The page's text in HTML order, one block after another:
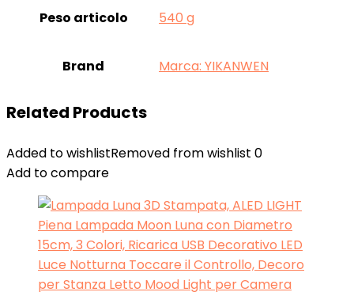
Peso articolo ‎540 g
Brand Marca: YIKANWEN
Related Products
Added to wishlistRemoved from wishlist 0
Add to compare